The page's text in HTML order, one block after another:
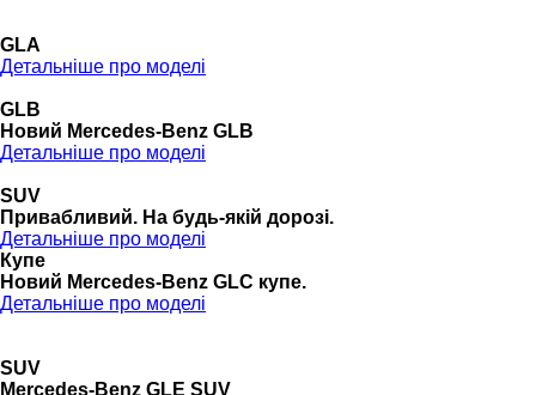
GLA
Детальніше про моделі
GLB
Новий Mercedes-Benz GLB
Детальніше про моделі
SUV
Привабливий. На будь-якій дорозі.
Детальніше про моделі
Купе
Новий Mercedes-Benz GLС купе.
Детальніше про моделі
SUV
Mercedes-Benz GLE SUV